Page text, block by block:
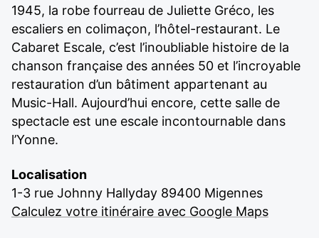
1945, la robe fourreau de Juliette Gréco, les
escaliers en colimaçon, l’hôtel-restaurant. Le
Cabaret Escale, c’est l’inoubliable histoire de la
chanson française des années 50 et l’incroyable
restauration d’un bâtiment appartenant au
Music-Hall. Aujourd’hui encore, cette salle de
spectacle est une escale incontournable dans
l’Yonne.
Localisation
1-3 rue Johnny Hallyday 89400 Migennes
Calculez votre itinéraire avec Google Maps